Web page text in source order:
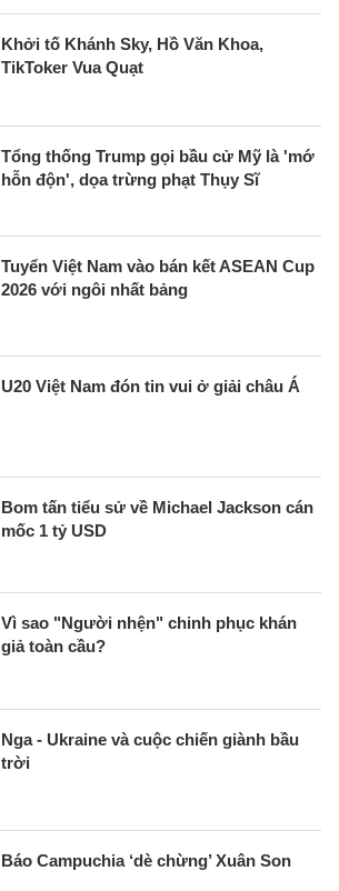
Khởi tố Khánh Sky, Hồ Văn Khoa,
TikToker Vua Quạt
Tổng thống Trump gọi bầu cử Mỹ là 'mớ
hỗn độn', dọa trừng phạt Thụy Sĩ
Tuyển Việt Nam vào bán kết ASEAN Cup
2026 với ngôi nhất bảng
U20 Việt Nam đón tin vui ở giải châu Á
Bom tấn tiểu sử về Michael Jackson cán
mốc 1 tỷ USD
Vì sao "Người nhện" chinh phục khán
giả toàn cầu?
Nga - Ukraine và cuộc chiến giành bầu
trời
Báo Campuchia ‘dè chừng’ Xuân Son